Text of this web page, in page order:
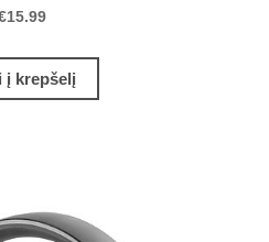
į krepšelį